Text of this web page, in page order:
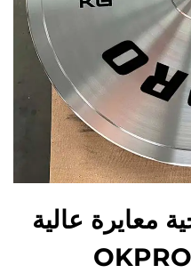
معايرة عالية